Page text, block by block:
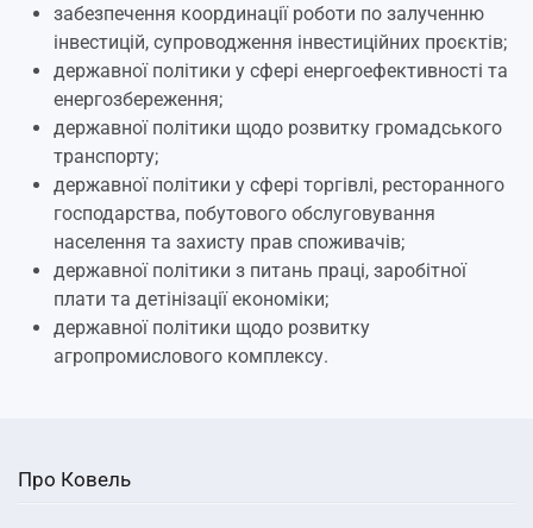
забезпечення координації роботи по залученню
інвестицій, супроводження інвестиційних проєктів;
державної політики у сфері енергоефективності та
енергозбереження;
державної політики щодо розвитку громадського
транспорту;
державної політики у сфері торгівлі, ресторанного
господарства, побутового обслуговування
населення та захисту прав споживачів;
державної політики з питань праці, заробітної
плати та детінізації економіки;
державної політики щодо розвитку
агропромислового комплексу.
Про Ковель